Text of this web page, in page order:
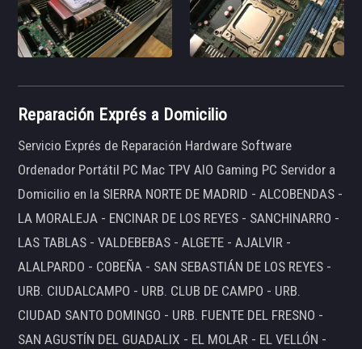
Reparación Exprés a Domicilio
Servicio Exprés de Reparación Hardware Software
Ordenador Portátil PC Mac TPV AIO Gaming PC Servidor a
Domicilio en la SIERRA NORTE DE MADRID - ALCOBENDAS -
LA MORALEJA - ENCINAR DE LOS REYES - SANCHINARRO -
LAS TABLAS - VALDEBEBAS - ALGETE - AJALVIR -
ALALPARDO - COBEÑA - SAN SEBASTIÁN DE LOS REYES -
URB. CIUDALCAMPO - URB. CLUB DE CAMPO - URB.
CIUDAD SANTO DOMINGO - URB. FUENTE DEL FRESNO -
SAN AGUSTÍN DEL GUADALIX - EL MOLAR - EL VELLÓN -